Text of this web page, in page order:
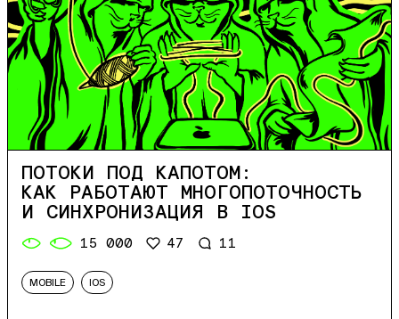
ПОТОКИ ПОД КАПОТОМ:
КАК РАБОТАЮТ МНОГОПОТОЧНОСТЬ
И СИНХРОНИЗАЦИЯ В IOS
15 000 47 11
MOBILE IOS